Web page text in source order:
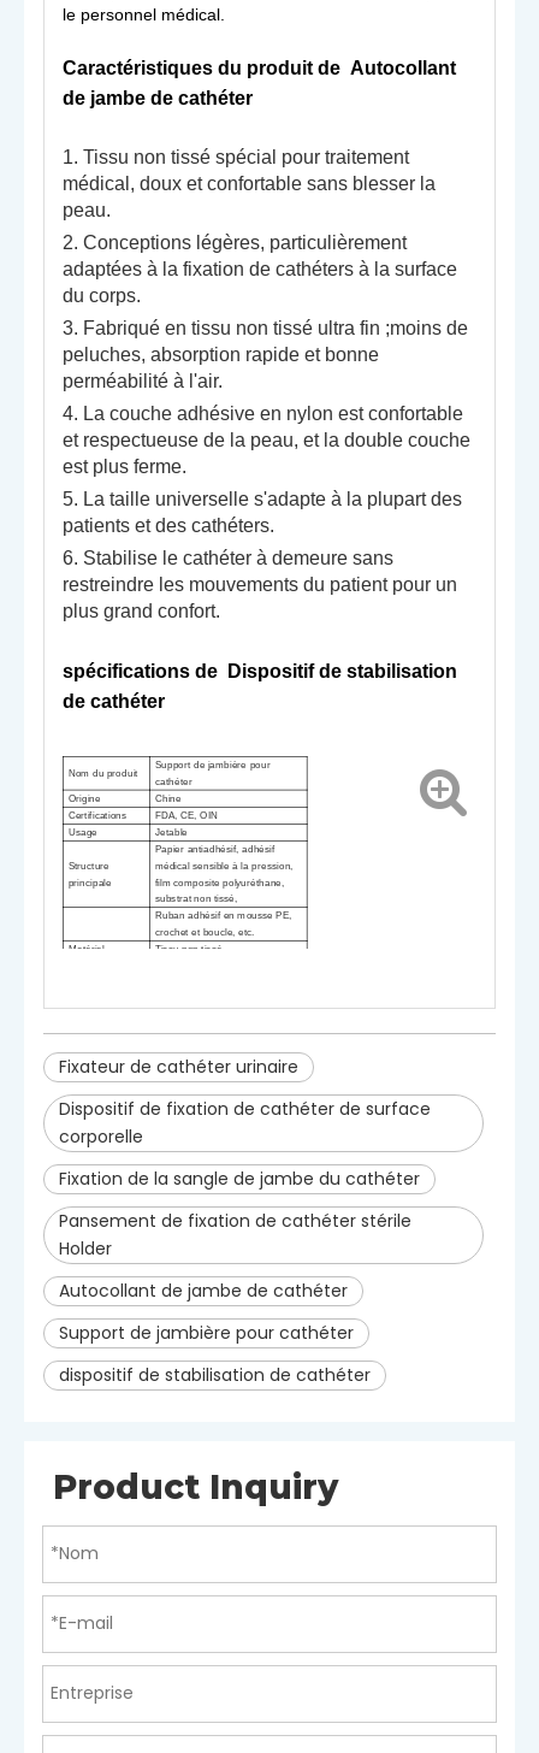
le personnel médical.
Caractéristiques du produit de Autocollant
de jambe de cathéter
1. Tissu non tissé spécial pour traitement
médical, doux et confortable sans blesser la
peau.
2. Conceptions légères, particulièrement
adaptées à la fixation de cathéters à la surface
du corps.
3. Fabriqué en tissu non tissé ultra fin ;moins de
peluches, absorption rapide et bonne
perméabilité à l'air.
4. La couche adhésive en nylon est confortable
et respectueuse de la peau, et la double couche
est plus ferme.
5. La taille universelle s'adapte à la plupart des
patients et des cathéters.
6. Stabilise le cathéter à demeure sans
restreindre les mouvements du patient pour un
plus grand confort.
spécifications de Dispositif de stabilisation
de cathéter
Nom du produit
Support de jambière pour
cathéter
Origine
Chine
Certifications
FDA, CE, OIN
Usage
Jetable
Structure
principale
Papier antiadhésif, adhésif
médical sensible à la pression,
film composite polyuréthane,
substrat non tissé,
Ruban adhésif en mousse PE,
crochet et boucle, etc.
Matériel
Tissu non tissé
Fixateur de cathéter urinaire
Dispositif de fixation de cathéter de surface
corporelle
Fixation de la sangle de jambe du cathéter
Pansement de fixation de cathéter stérile
Holder
Autocollant de jambe de cathéter
Support de jambière pour cathéter
dispositif de stabilisation de cathéter
Product Inquiry